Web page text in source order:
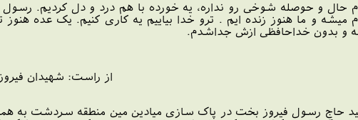
حال و حوصله شوخی رو نداره، یه خورده با هم درد و دل کردیم. رسول
میشه و ما هنوز زنده ایم . ترو خدا بیاییم یه کاری کنیم. یک عده
و بدون خداحافظی ازش جداشدم.
از راست: شهیدان